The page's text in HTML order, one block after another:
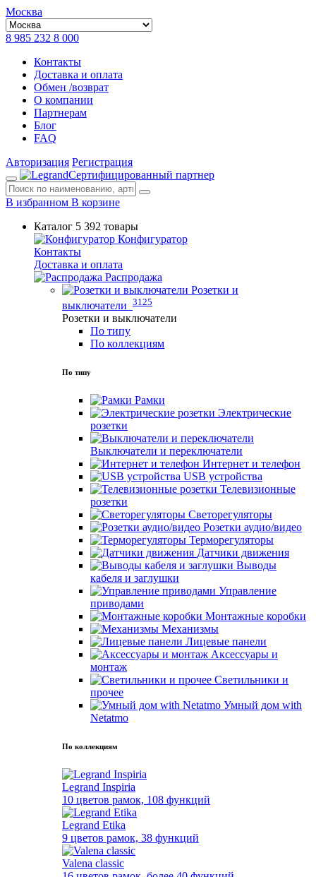
Москва
8 985 232 8 000
Контакты
Доставка и оплата
Обмен /возврат
О компании
Партнерам
Блог
FAQ
Авторизация Регистрация
Сертифицированный партнер
В избранном В корзине
Каталог 5 392 товары
Конфигуратор
Контакты
Доставка и оплата
Распродажа
Розетки и
выключатели 3125
Розетки и выключатели
По типу
По коллекциям
По типу
Рамки
Электрические
розетки
Выключатели и переключатели
Интернет и телефон
USB устройства
Телевизионные
розетки
Светорегуляторы
Розетки аудио/видео
Терморегуляторы
Датчики движения
Выводы
кабеля и заглушки
Управление
приводами
Монтажные коробки
Механизмы
Лицевые панели
Аксессуары и
монтаж
Светильники и
прочее
Умный дом with
Netatmo
По коллекциям
Legrand Inspiria
10 цветов рамок, 108 функций
Legrand Etika
9 цветов рамок, 38 функций
Valena classic